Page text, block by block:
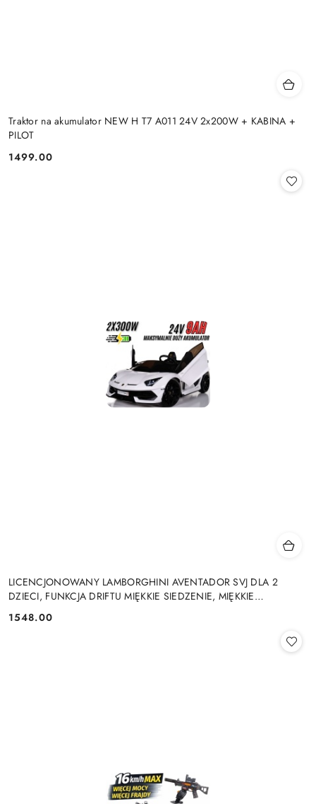
Traktor na akumulator NEW H T7 A011 24V 2x200W + KABINA +
PILOT
Cena:
1499.00
LICENCJONOWANY LAMBORGHINI AVENTADOR SVJ DLA 2
DZIECI, FUNKCJA DRIFTU MIĘKKIE SIEDZENIE, MIĘKKIE
Cena:
1548.00